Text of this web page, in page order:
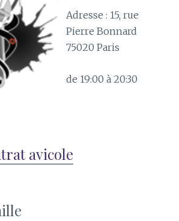
Adresse : 15, rue
Pierre Bonnard
75020 Paris
de 19:00 à 20:30
avicole